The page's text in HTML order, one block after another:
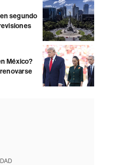
segundo
México?